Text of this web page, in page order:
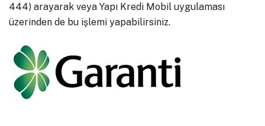
444) arayarak veya Yapı Kredi Mobil uygulaması
üzerinden de bu işlemi yapabilirsiniz.